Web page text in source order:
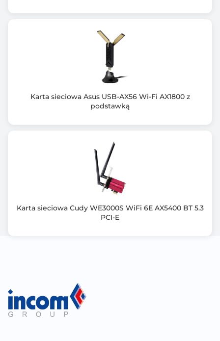
Karta sieciowa Asus USB-AX56 Wi-Fi AX1800 z
podstawką
Karta sieciowa Cudy WE3000S WiFi 6E AX5400 BT 5.3
PCI-E